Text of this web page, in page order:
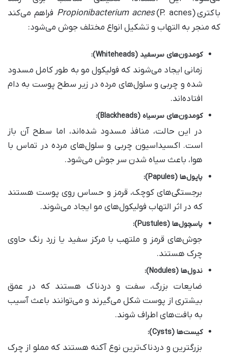
باکتری
Propionibacterium acnes (P. acnes) فراهم می‌کند
که منجر به التهاب و تشکیل انواع مختلف جوش می‌شود:
کومدون‌های سرسفید (Whiteheads):
زمانی ایجاد می‌شوند که فولیکول مو به طور کامل مسدود
شده و چربی و سلول‌های مرده در زیر سطح پوست به دام
افتاده‌اند.
کومدون‌های سرسیاه (Blackheads):
در این حالت، منافذ مسدود شده‌اند، اما سطح آن باز
است. اکسیداسیون چربی و سلول‌های مرده در تماس با
هوا، باعث سیاه شدن سر جوش می‌شود.
پاپول‌ها (Papules):
برجستگی‌های کوچک، قرمز و حساس روی پوست هستند
که در اثر التهاب فولیکول‌های مو ایجاد می‌شوند.
پاسچول‌ها (Pustules):
جوش‌های قرمز و ملتهب با مرکز سفید یا زرد رنگ حاوی
چرک هستند.
ندول‌ها (Nodules):
ضایعات بزرگ، سفت و دردناک هستند که در عمق
بیشتری از پوست شکل می‌گیرند و می‌توانند باعث آسیب
به بافت‌های اطراف شوند.
کیست‌ها (Cysts):
بزرگترین و دردناک‌ترین نوع آکنه هستند که مملو از چرک